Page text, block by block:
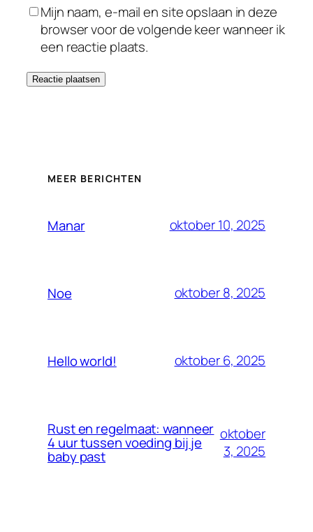
Mijn naam, e-mail en site opslaan in deze
browser voor de volgende keer wanneer ik
een reactie plaats.
MEER BERICHTEN
Manar oktober 10, 2025
Noe oktober 8, 2025
Hello world! oktober 6, 2025
Rust en regelmaat: wanneer
4 uur tussen voeding bij je
baby past
oktober
3, 2025